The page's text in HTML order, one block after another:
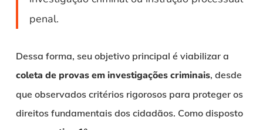
penal.
Dessa forma, seu objetivo principal é viabilizar a
coleta de provas em investigações criminais, desde
que observados critérios rigorosos para proteger os
direitos fundamentais dos cidadãos. Como disposto